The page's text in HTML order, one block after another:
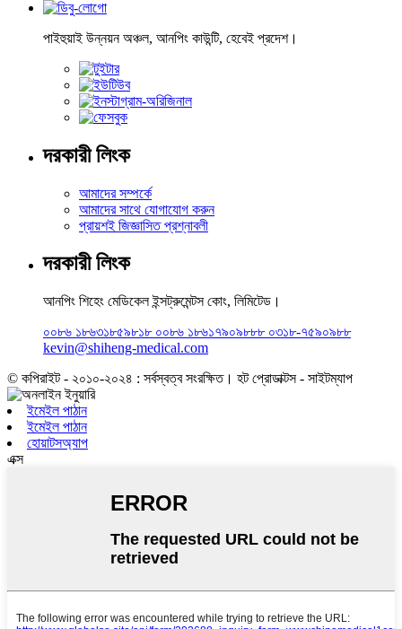
পাইহুয়াই উন্নয়ন অঞ্চল, আনপিং কাউন্টি, হেবেই প্রদেশ।
দরকারী লিংক
আমাদের সম্পর্কে
আমাদের সাথে যোগাযোগ করুন
প্রায়শই জিজ্ঞাসিত প্রশ্নাবলী
দরকারী লিংক
আনপিং শিহেং মেডিকেল ইন্সট্রুমেন্টস কোং, লিমিটেড।
০০৮৬ ১৮৬৩১৮৫৯৮১৮ ০০৮৬ ১৮৬১৭৯০৯৮৮৮ ০৩১৮-৭৫৯০৯৮৮
kevin@shiheng-medical.com
© কপিরাইট - ২০১০-২০২৪ : সর্বস্বত্ব সংরক্ষিত। হট প্রোডাক্টস - সাইটম্যাপ
ইমেইল পাঠান
ইমেইল পাঠান
হোয়াটসঅ্যাপ
এক্স